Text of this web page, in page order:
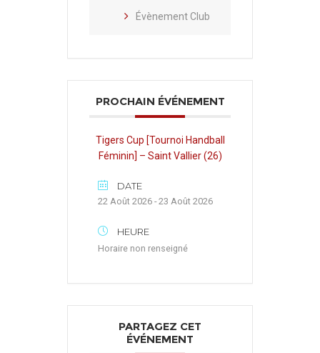
Évènement Club
PROCHAIN ÉVÉNEMENT
Tigers Cup [Tournoi Handball
Féminin] – Saint Vallier (26)
DATE
22 Août 2026 - 23 Août 2026
HEURE
Horaire non renseigné
PARTAGEZ CET
ÉVÉNEMENT